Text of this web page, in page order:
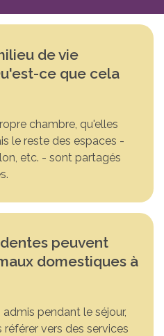
de vie
ce que cela
chambre, qu'elles
le reste des espaces -
etc. - sont partagés
peuvent
domestiques à
pendant le séjour,
vers des services